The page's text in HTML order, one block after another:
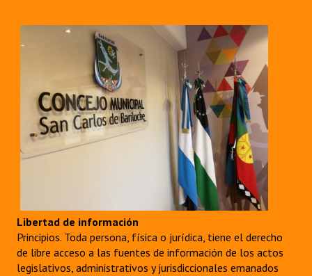
Libertad de información
Principios. Toda persona, física o jurídica, tiene el derecho
de libre acceso a las fuentes de información de los actos
legislativos, administrativos y jurisdiccionales emanados